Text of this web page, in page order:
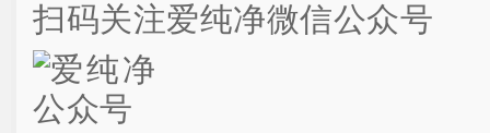
扫码关注爱纯净微信公众号